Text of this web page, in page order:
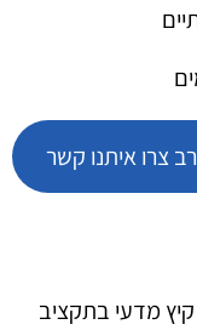
צרו איתנו קשר
מדעי בתקציב